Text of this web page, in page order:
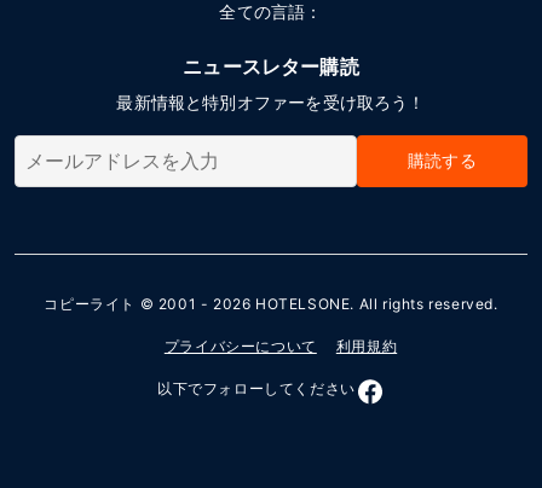
全ての言語：
ニュースレター購読
最新情報と特別オファーを受け取ろう！
購読する
コピーライト © 2001 - 2026 HOTELSONE. All rights reserved.
プライバシーについて 利用規約
以下でフォローしてください